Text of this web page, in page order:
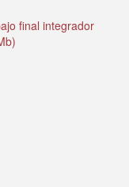
final integrador